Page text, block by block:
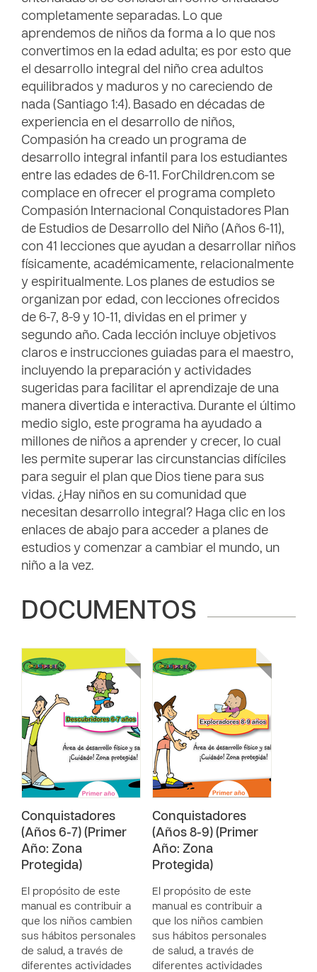
completamente separadas. Lo que
aprendemos de niños da forma a lo que nos
convertimos en la edad adulta; es por esto que
el desarrollo integral del niño crea adultos
equilibrados y maduros y no careciendo de
nada (Santiago 1:4). Basado en décadas de
experiencia en el desarrollo de niños,
Compasión ha creado un programa de
desarrollo integral infantil para los estudiantes
entre las edades de 6-11. ForChildren.com se
complace en ofrecer el programa completo
Compasión Internacional Conquistadores Plan
de Estudios de Desarrollo del Niño (Años 6-11),
con 41 lecciones que ayudan a desarrollar niños
físicamente, académicamente, relacionalmente
y espiritualmente. Los planes de estudios se
organizan por edad, con lecciones ofrecidos
de 6-7, 8-9 y 10-11, dividas en el primer y
segundo año. Cada lección incluye objetivos
claros e instrucciones guiadas para el maestro,
incluyendo la preparación y actividades
sugeridas para facilitar el aprendizaje de una
manera divertida e interactiva. Durante el último
medio siglo, este programa ha ayudado a
millones de niños a aprender y crecer, lo cual
les permite superar las circunstancias difíciles
para seguir el plan que Dios tiene para sus
vidas. ¿Hay niños en su comunidad que
necesitan desarrollo integral? Haga clic en los
enlaces de abajo para acceder a planes de
estudios y comenzar a cambiar el mundo, un
niño a la vez.
DOCUMENTOS
Conquistadores
(Años 6-7) (Primer
Año: Zona
Protegida)
El propósito de este
manual es contribuir a
que los niños cambien
sus hábitos personales
de salud, a través de
diferentes actividades
Conquistadores
(Años 8-9) (Primer
Año: Zona
Protegida)
El propósito de este
manual es contribuir a
que los niños cambien
sus hábitos personales
de salud, a través de
diferentes actividades